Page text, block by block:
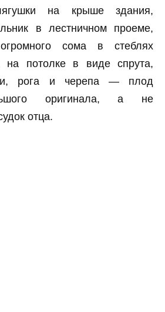
на крыше здания,
в лестничном проеме,
сома в стеблях
на потолке в виде спрута,
рога и черепа — плод
оригинала, а не
отца.